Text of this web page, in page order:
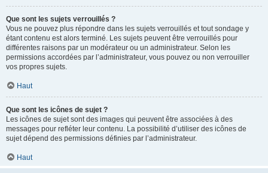
Que sont les sujets verrouillés ?
Vous ne pouvez plus répondre dans les sujets verrouillés et tout sondage y
étant contenu est alors terminé. Les sujets peuvent être verrouillés pour
différentes raisons par un modérateur ou un administrateur. Selon les
permissions accordées par l’administrateur, vous pouvez ou non verrouiller
vos propres sujets.
Haut
Que sont les icônes de sujet ?
Les icônes de sujet sont des images qui peuvent être associées à des
messages pour refléter leur contenu. La possibilité d’utiliser des icônes de
sujet dépend des permissions définies par l’administrateur.
Haut